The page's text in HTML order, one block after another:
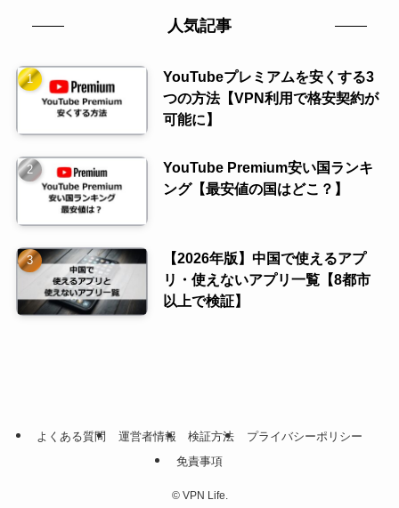
人気記事
YouTubeプレミアムを安くする3
つの方法【VPN利用で格安契約が
可能に】
YouTube Premium安い国ランキ
ング【最安値の国はどこ？】
【2026年版】中国で使えるアプ
リ・使えないアプリ一覧【8都市
以上で検証】
よくある質問 運営者情報 検証方法
プライバシーポリシー
免責事項
©VPN Life.